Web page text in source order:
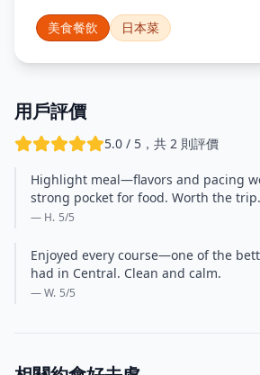
美食餐飲 日本菜
用戶評價
5.0 / 5，共 2 則評價
Highlight meal—flavors and pacing
strong pocket for food. Worth the trip.
— H. 5/5
Enjoyed every course—one of the
had in Central. Clean and calm.
— W. 5/5